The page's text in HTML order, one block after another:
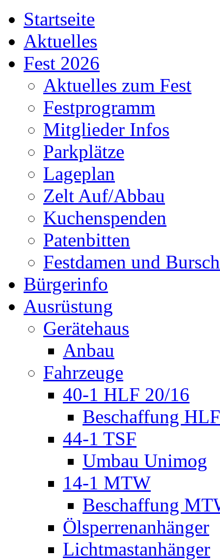
Startseite
Aktuelles
Fest 2026
Aktuelles zum Fest
Festprogramm
Mitglieder Infos
Parkplätze
Lageplan
Zelt Auf/Abbau
Kuchenspenden
Patenbitten
Festdamen und
Bürgerinfo
Ausrüstung
Gerätehaus
Anbau
Fahrzeuge
40-1 HLF 20/16
Beschaffung HLF
44-1 TSF
Umbau Unimog
14-1 MTW
Beschaffung
Ölsperrenanhänger
Lichtmastanhänger